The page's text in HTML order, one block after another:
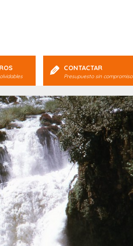
CONTACTAR
Presupuesto sin compromiso